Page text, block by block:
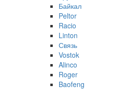
Байкал
Peltor
Racio
Linton
Связь
Vostok
Alinco
Roger
Baofeng